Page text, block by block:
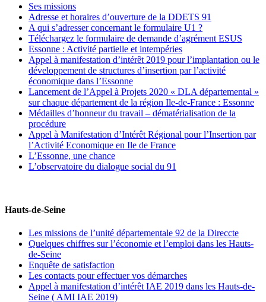
Ses missions
Adresse et horaires d’ouverture de la DDETS 91
A qui s’adresser concernant le formulaire U1 ?
Téléchargez le formulaire de demande d’agrément ESUS
Essonne : Activité partielle et intempéries
Appel à manifestation d’intérêt 2019 pour l’implantation ou le
développement de structures d’insertion par l’activité
économique dans l’Essonne
Lancement de l’Appel à Projets 2020 « DLA départemental »
sur chaque département de la région Ile-de-France : Essonne
Médailles d’honneur du travail – dématérialisation de la
procédure
Appel à Manifestation d’Intérêt Régional pour l’Insertion par
l’Activité Economique en Ile de France
L’Essonne, une chance
L’observatoire du dialogue social du 91
Hauts-de-Seine
Les missions de l’unité départementale 92 de la Direccte
Quelques chiffres sur l’économie et l’emploi dans les Hauts-
de-Seine
Enquête de satisfaction
Les contacts pour effectuer vos démarches
Appel à manifestation d’intérêt IAE 2019 dans les Hauts-de-
Seine ( AMI IAE 2019)